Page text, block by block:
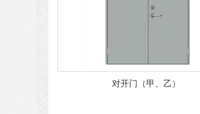
对开门（甲、乙）